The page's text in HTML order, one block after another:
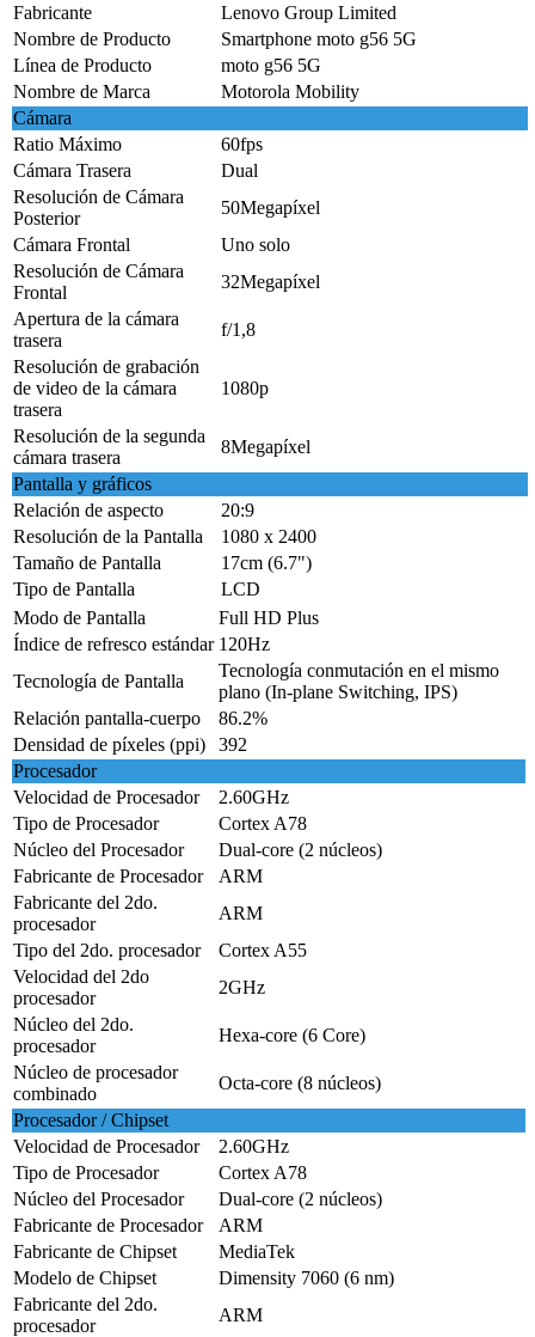
Fabricante
Lenovo Group Limited
Nombre de Producto
Smartphone moto g56 5G
Línea de Producto
moto g56 5G
Nombre de Marca
Motorola Mobility
Cámara
Ratio Máximo
60fps
Cámara Trasera
Dual
Resolución de Cámara
Posterior
50Megapíxel
Cámara Frontal
Uno solo
Resolución de Cámara
Frontal
32Megapíxel
Apertura de la cámara
trasera
f/1,8
Resolución de grabación
de video de la cámara
trasera
1080p
Resolución de la segunda
cámara trasera
8Megapíxel
Pantalla y gráficos
Relación de aspecto
20:9
Resolución de la Pantalla
1080 x 2400
Tamaño de Pantalla
17cm (6.7")
Tipo de Pantalla
LCD
Modo de Pantalla
Full HD Plus
Índice de refresco estándar 120Hz
Tecnología de Pantalla
Tecnología conmutación en el mismo
plano (In-plane Switching, IPS)
Relación pantalla-cuerpo
86.2%
Densidad de píxeles (ppi)
392
Procesador
Velocidad de Procesador
2.60GHz
Tipo de Procesador
Cortex A78
Núcleo del Procesador
Dual-core (2 núcleos)
Fabricante de Procesador
ARM
Fabricante del 2do.
procesador
ARM
Tipo del 2do. procesador
Cortex A55
Velocidad del 2do
procesador
2GHz
Núcleo del 2do.
procesador
Hexa-core (6 Core)
Núcleo de procesador
combinado
Octa-core (8 núcleos)
Procesador / Chipset
Velocidad de Procesador
2.60GHz
Tipo de Procesador
Cortex A78
Núcleo del Procesador
Dual-core (2 núcleos)
Fabricante de Procesador
ARM
Fabricante de Chipset
MediaTek
Modelo de Chipset
Dimensity 7060 (6 nm)
Fabricante del 2do.
procesador
ARM